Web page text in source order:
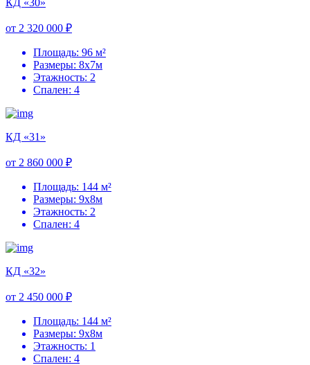
от 2 320 000 ₽
Площадь: 96 м²
Размеры: 8х7м
Этажность: 2
Спален: 4
КД «31»
от 2 860 000 ₽
Площадь: 144 м²
Размеры: 9х8м
Этажность: 2
Спален: 4
КД «32»
от 2 450 000 ₽
Площадь: 144 м²
Размеры: 9х8м
Этажность: 1
Спален: 4